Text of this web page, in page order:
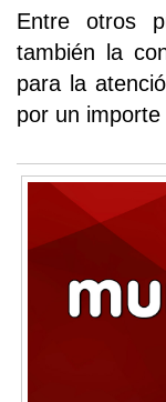
Entre otros
también la
para la
por un